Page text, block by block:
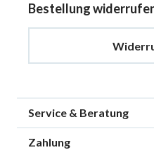
Bestellung
Service & Beratung
Zahlung